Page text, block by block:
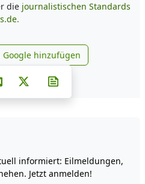
die journalistischen Standards
news.de zu Google
Google hinzufügen
auf Facebook
Teilen auf Whatsapp
Teilen auf Telegram
Pinterest
Per E-Mail teilen
Post auf X
informiert: Eilmeldungen,
Jetzt anmelden!